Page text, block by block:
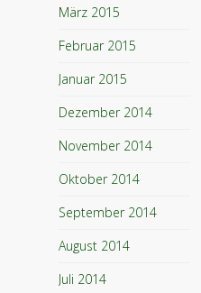
März 2015
Februar 2015
Januar 2015
Dezember 2014
November 2014
Oktober 2014
September 2014
August 2014
Juli 2014